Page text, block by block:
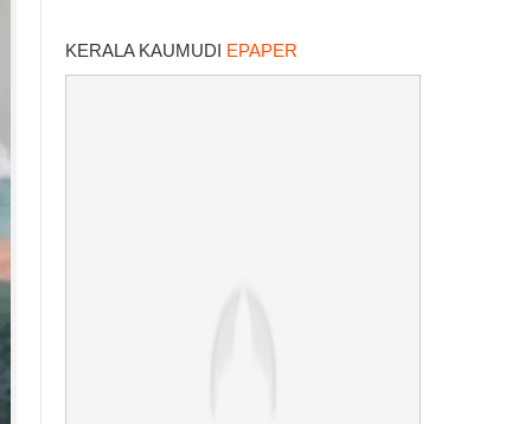
KERALA KAUMUDI EPAPER